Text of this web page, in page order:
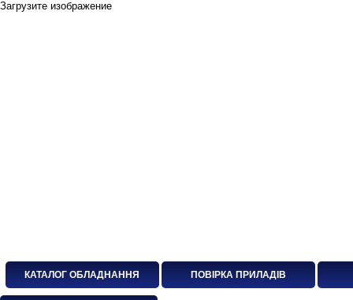
Загрузите изображение
КАТАЛОГ ОБЛАДНАННЯ ПОВІРКА ПРИЛАДІВ